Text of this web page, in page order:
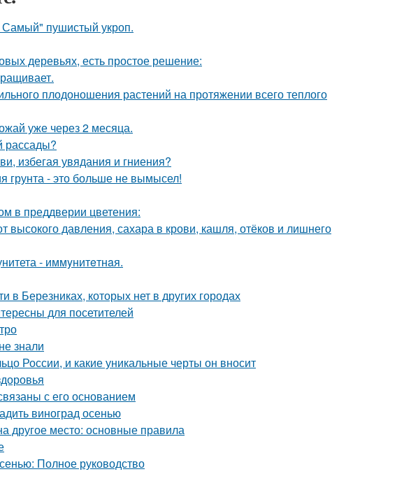
Самый" пушистый укроп.
деревьях, есть простое решение:
плодоношения растений на протяжении всего теплого
уже через 2 месяца.
рассады?
избегая увядания и гниения?
грунта - это больше не вымысел!
в преддверии цветения:
высокого давления, сахара в крови, кашля, отёков и лишнего
- иммyнитeтнaя.
в Березниках, которых нет в других городах
для посетителей
знали
России, и какие уникальные черты он вносит
с его основанием
виноград осенью
другое место: основные правила
Полное руководство